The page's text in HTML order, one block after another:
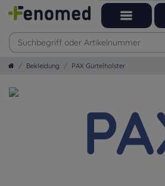
Bekleidung PAX Gürtelholster